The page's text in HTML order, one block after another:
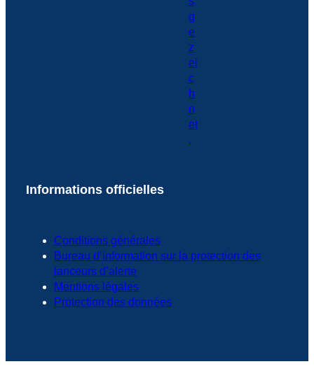
Informations officielles
Conditions générales
Bureau d’information sur la protection des
lanceurs d’alerte
Mentions légales
Protection des données